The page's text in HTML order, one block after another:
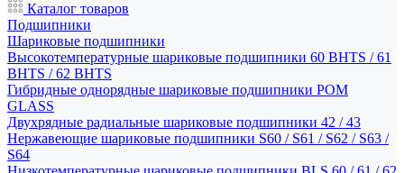
Каталог товаров
Подшипники
Шариковые подшипники
Высокотемпературные шариковые подшипники 60 BHTS / 61
BHTS / 62 BHTS
Гибридные однорядные шариковые подшипники POM
GLASS
Двухрядные радиальные шариковые подшипники 42 / 43
Нержавеющие шариковые подшипники S60 / S61 / S62 / S63 /
S64